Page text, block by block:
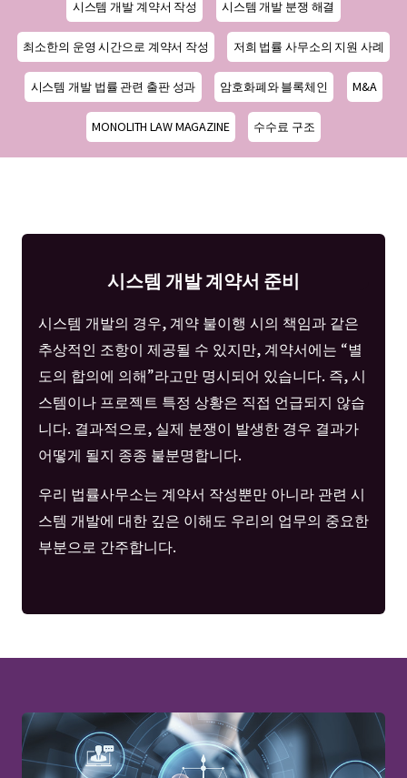
시스템 개발 계약서 작성 시스템 개발 분쟁 해결
최소한의 운영 시간으로 계약서 작성 저희 법률 사무소의 지원 사례
시스템 개발 법률 관련 출판 성과 암호화폐와 블록체인 M&A
MONOLITH LAW MAGAZINE 수수료 구조
시스템 개발 계약서 준비
시스템 개발의 경우, 계약 불이행 시의 책임과 같은
추상적인 조항이 제공될 수 있지만, 계약서에는 “별
도의 합의에 의해”라고만 명시되어 있습니다. 즉, 시
스템이나 프로젝트 특정 상황은 직접 언급되지 않습
니다. 결과적으로, 실제 분쟁이 발생한 경우 결과가
어떻게 될지 종종 불분명합니다.
우리 법률사무소는 계약서 작성뿐만 아니라 관련 시
스템 개발에 대한 깊은 이해도 우리의 업무의 중요한
부분으로 간주합니다.